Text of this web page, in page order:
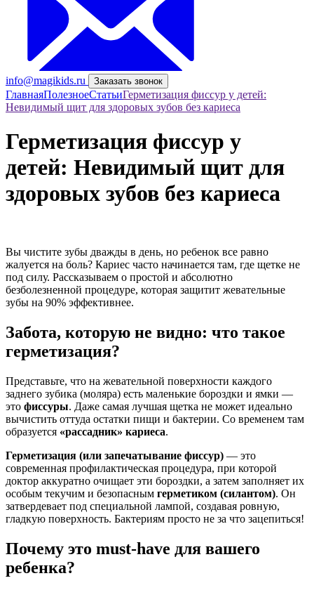
info@magikids.ru Заказать звонок
ГлавнаяПолезноеСтатьиГерметизация фиссур у детей:
Невидимый щит для здоровых зубов без кариеса
Герметизация фиссур у
детей: Невидимый щит для
здоровых зубов без кариеса
Вы чистите зубы дважды в день, но ребенок все равно
жалуется на боль? Кариес часто начинается там, где щетке не
под силу. Рассказываем о простой и абсолютно
безболезненной процедуре, которая защитит жевательные
зубы на 90% эффективнее.
Забота, которую не видно: что такое
герметизация?
Представьте, что на жевательной поверхности каждого
заднего зубика (моляра) есть маленькие бороздки и ямки —
это фиссуры. Даже самая лучшая щетка не может идеально
вычистить оттуда остатки пищи и бактерии. Со временем там
образуется «рассадник» кариеса.
Герметизация (или запечатывание фиссур) — это
современная профилактическая процедура, при которой
доктор аккуратно очищает эти бороздки, а затем заполняет их
особым текучим и безопасным герметиком (силантом). Он
затвердевает под специальной лампой, создавая ровную,
гладкую поверхность. Бактериям просто не за что зацепиться!
Почему это must-have для вашего
ребенка?